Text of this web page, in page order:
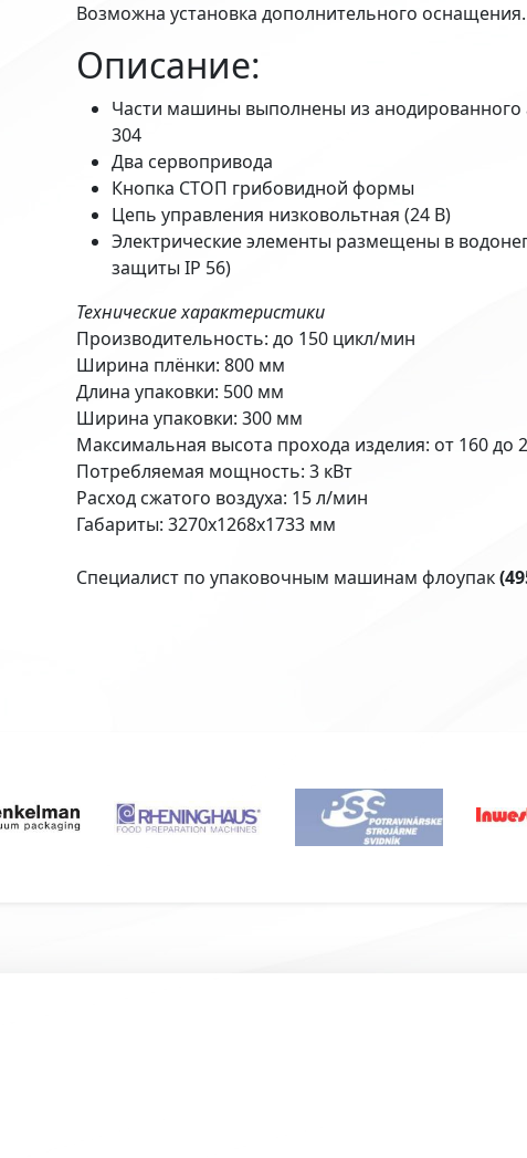
Возможна установка дополнительного оснащения.
Описание:
Части машины выполнены из
304
Два сервопривода
Кнопка СТОП грибовидной формы
Цепь управления низковольтная (24 В)
Электрические элементы размещены в
защиты IP 56)
Технические характеристики
Производительность: до 150 цикл/мин
Ширина плёнки: 800 мм
Длина упаковки: 500 мм
Ширина упаковки: 300 мм
Максимальная высота прохода изделия: от 160 до
Потребляемая мощность: 3 кВт
Расход сжатого воздуха: 15 л/мин
Габариты: 3270х1268х1733 мм
Специалист по упаковочным машинам флоупак